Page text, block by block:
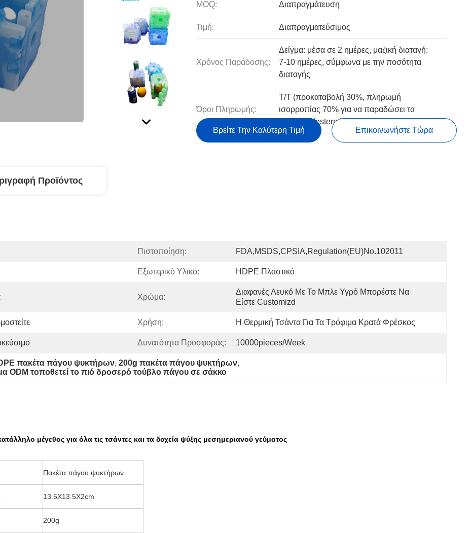
MOQ: Διαπραγμάτευση
Τιμή: Διαπραγματεύσιμος
Χρόνος Παράδοσης:
Δείγμα: μέσα σε 2 ημέρες, μαζική διαταγή:
7-10 ημέρες, σύμφωνα με την ποσότητα
διαταγής
Όροι Πληρωμής:
T/T (προκαταβολή 30%, πληρωμή
ισορροπίας 70% για να παραδώσει τα
αγαθά), Western Union, Paypal
Βρείτε Την Καλύτερη Τιμή
Επικοινωνήστε Τώρα
Προϊόντος
Πιστοποίηση: FDA,MSDS,CPSIA,Regulation(EU)no.102011
Εξωτερικό Υλικό: HDPE Πλαστικό
Χρώμα:
Διαφανές Λευκό Με Το Μπλε Υγρό Μπορέστε Να
Είστε Customizd
Χρήση: Η Θερμική Τσάντα Για Τα Τρόφιμα Κρατά Φρέσκος
Δυνατότητα Προσφοράς: 10000pieces/week
πακέτα πάγου ψυκτήρων, 200g πακέτα πάγου ψυκτήρων,
ODM τοποθετεί το πιό δροσερό τούβλο πάγου σε σάκκο
μέγεθος για όλα τις τσάντες και τα δοχεία ψύξης μεσημεριανού γεύματος
Πακέτα πάγου ψυκτήρων
13.5X13.5X2cm
200g